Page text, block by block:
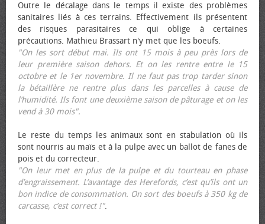
Outre le décalage dans le temps il existe des problèmes
sanitaires liés à ces terrains. Effectivement ils présentent
des risques parasitaires ce qui oblige à certaines
précautions. Mathieu Brassart n'y met que les bœufs.
"On les sort début mai. Ils ont 15 mois à peu près lors de
leur première saison dehors. Et on les rentre entre le 15
octobre et le 1er novembre. Il ne faut pas trop tarder sinon
la bétaillère ne rentre plus dans les parcelles à cause de
l’humidité. Ils font une deuxième saison de pâturage et on les
vend à 30 mois".
Le reste du temps les animaux sont en stabulation où ils
sont nourris au maïs et à la pulpe avec un ballot de fanes de
pois et du correcteur.
"On leur met en plus de la pulpe et du tourteau en phase
d’engraissement. L’avantage des Herefords, c’est qu’ils ont un
bon indice de consommation. On sort des bœufs à 350 kg de
carcasse, c’est correct !".